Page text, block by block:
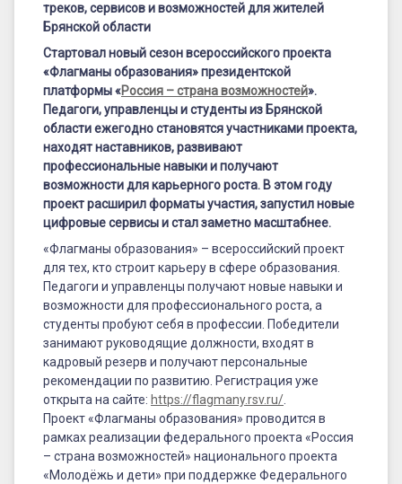
возможностей
для
жителей
Брянской
области
треков, сервисов и возможностей для жителей
Брянской области
Стартовал новый сезон всероссийского проекта
«Флагманы образования» президентской
платформы «Россия – страна возможностей».
Педагоги, управленцы и студенты из Брянской
области ежегодно становятся участниками проекта,
находят наставников, развивают
профессиональные навыки и получают
возможности для карьерного роста. В этом году
проект расширил форматы участия, запустил новые
цифровые сервисы и стал заметно масштабнее.
«Флагманы образования» – всероссийский проект
для тех, кто строит карьеру в сфере образования.
Педагоги и управленцы получают новые навыки и
возможности для профессионального роста, а
студенты пробуют себя в профессии. Победители
занимают руководящие должности, входят в
кадровый резерв и получают персональные
рекомендации по развитию. Регистрация уже
открыта на сайте: https://flagmany.rsv.ru/.
Проект «Флагманы образования» проводится в
рамках реализации федерального проекта «Россия
– страна возможностей» национального проекта
«Молодёжь и дети» при поддержке Федерального